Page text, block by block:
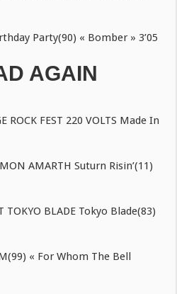
Party(90) « Bomber » 3’05
AGAIN
FEST 220 VOLTS Made In
AMARTH Suturn Risin’(11)
BLADE Tokyo Blade(83)
« For Whom The Bell